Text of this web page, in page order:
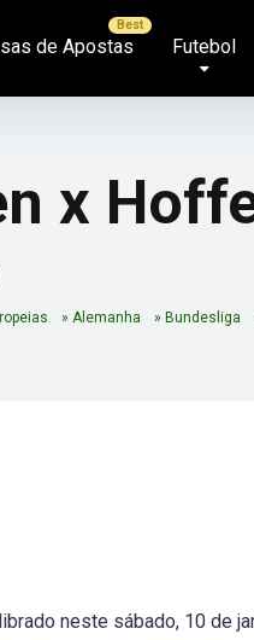
de Apostas Futebol
x
» Alemanha » Bundesliga
neste sábado, 10 de